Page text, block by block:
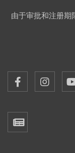
由于审批和注册期